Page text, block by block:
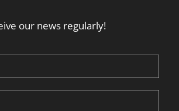
our news regularly!